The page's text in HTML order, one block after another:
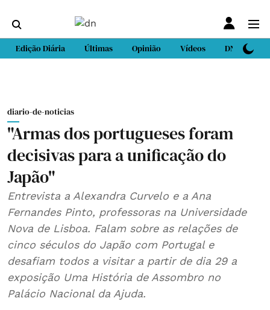
Edição Diária Últimas Opinião Vídeos DN Sport
diario-de-noticias
"Armas dos portugueses foram
decisivas para a unificação do
Japão"
Entrevista a Alexandra Curvelo e a Ana
Fernandes Pinto, professoras na Universidade
Nova de Lisboa. Falam sobre as relações de
cinco séculos do Japão com Portugal e
desafiam todos a visitar a partir de dia 29 a
exposição Uma História de Assombro no
Palácio Nacional da Ajuda.